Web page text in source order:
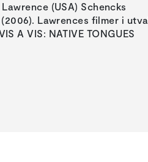
(USA) Schencks
(2006). Lawrences filmer i
A VIS: NATIVE TONGUES